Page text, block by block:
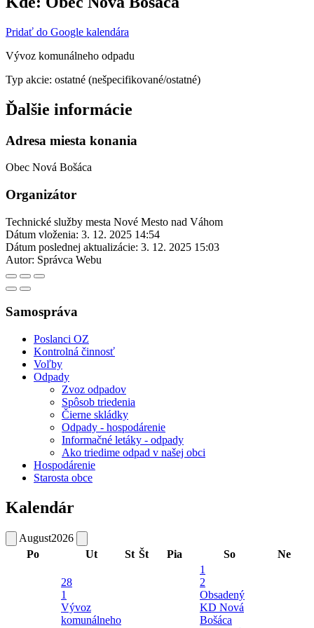
Pridať do Google kalendára
Vývoz komunálneho odpadu
Typ akcie: ostatné (nešpecifikované/ostatné)
Ďalšie informácie
Adresa miesta konania
Obec Nová Bošáca
Organizátor
Technické služby mesta Nové Mesto nad Váhom
Dátum vloženia: 3. 12. 2025 14:54
Dátum poslednej aktualizácie: 3. 12. 2025 15:03
Autor: Správca Webu
Samospráva
Poslanci OZ
Kontrolná činnosť
Voľby
Odpady
Zvoz odpadov
Spôsob triedenia
Čierne skládky
Odpady - hospodárenie
Informačné letáky - odpady
Ako triedime odpad v našej obci
Hospodárenie
Starosta obce
Kalendár
August2026
Po
Ut St Št Pia So Ne
28
1
Vývoz
komunálneho
1
2
Obsadený
KD Nová
Bošáca